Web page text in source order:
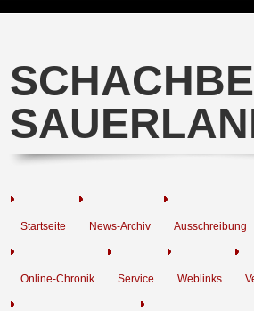
Startseite News-Archiv Ausschreibung
Online-Chronik Service Weblinks